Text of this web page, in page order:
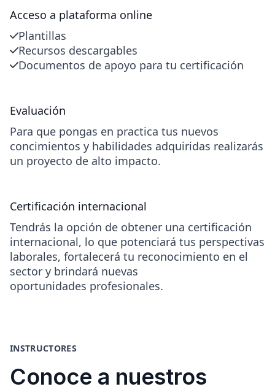
Acceso a plataforma online
Plantillas
Recursos descargables
Documentos de apoyo para tu certificación
Evaluación
Para que pongas en practica tus nuevos
concimientos y habilidades adquiridas realizarás
un proyecto de alto impacto.
Certificación internacional
Tendrás la opción de obtener una certificación
internacional, lo que potenciará tus perspectivas
laborales, fortalecerá tu reconocimiento en el
sector y brindará nuevas
oportunidades profesionales.
INSTRUCTORES
Conoce a nuestros